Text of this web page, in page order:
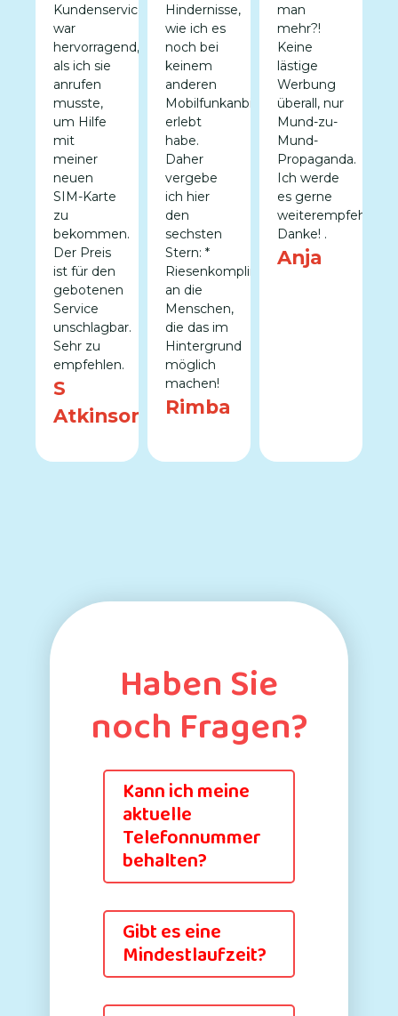
Kundenservice
war
hervorragend,
als ich sie
anrufen
musste,
um Hilfe
mit
meiner
neuen
SIM-Karte
zu
bekommen.
Der Preis
ist für den
gebotenen
Service
unschlagbar.
Sehr zu
empfehlen.
S
Atkinson
Hindernisse,
wie ich es
noch bei
keinem
anderen
Mobilfunkanbieter
erlebt
habe.
Daher
vergebe
ich hier
den
sechsten
Stern: *
Riesenkompliment
an die
Menschen,
die das im
Hintergrund
möglich
machen!
Rimba
man
mehr?!
Keine
lästige
Werbung
überall, nur
Mund-zu-
Mund-
Propaganda.
Ich werde
es gerne
weiterempfehlen.
Danke! .
Anja
Haben Sie
noch Fragen?
Kann ich meine
aktuelle
Telefonnummer
behalten?
Gibt es eine
Mindestlaufzeit?